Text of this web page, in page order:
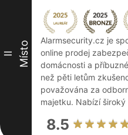
II Místo
Alarmsecurity.cz je
online prodej
domácnosti a
než pěti letům
považována za
majetku. Nabízí
8.5